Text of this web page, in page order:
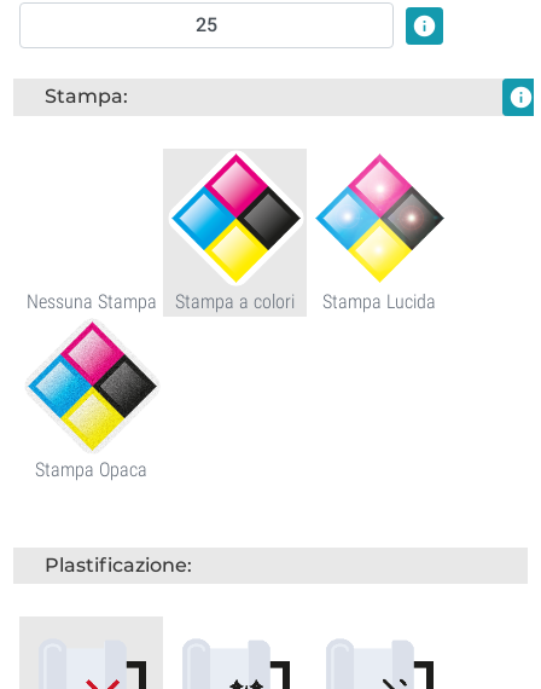
info
Stampa: info
Nessuna Stampa Stampa a colori Stampa Lucida
Stampa Opaca
Plastificazione: